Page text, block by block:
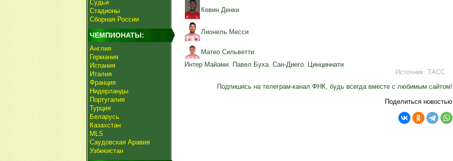
Судьи
Стадионы
Сборная России
ЧЕМПИОНАТЫ:
Англия
Германия
Испания
Италия
Франция
Нидерланды
Португалия
Турция
Беларусь
Казахстан
MLS
Саудовская Аравия
Узбекистан
Кевин Денки
Лионель Месси
Матео Сильветти
Интер Майами, Павел Буха, Сан-Диего, Цинциннати
Источник: ТАСС
Подпишись на телеграм-канал ФНК, будь всегда вместе с любимым сайтом!
Поделиться новостью